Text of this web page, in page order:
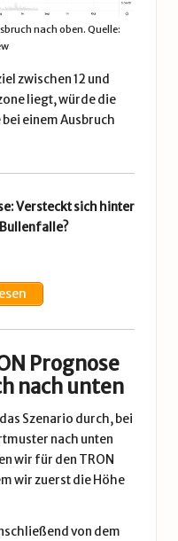
nach oben. Quelle:
zwischen 12 und
liegt, würde die
einem Ausbruch
Versteckt sich hinter
Prognose
nach unten
Szenario durch, bei
nach unten
wir für den TRON
wir zuerst die Höhe
von dem